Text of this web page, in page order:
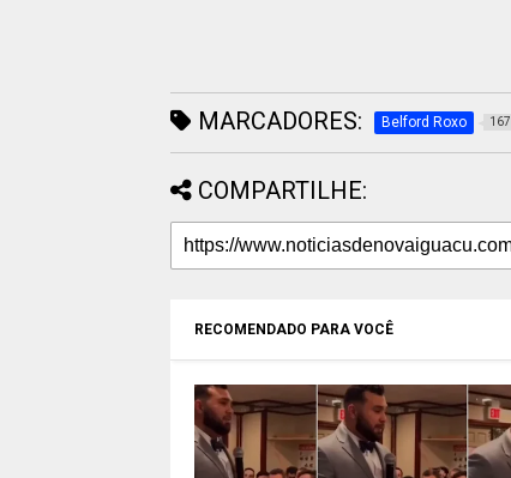
MARCADORES: Belford Roxo 167
COMPARTILHE:
RECOMENDADO PARA VOCÊ